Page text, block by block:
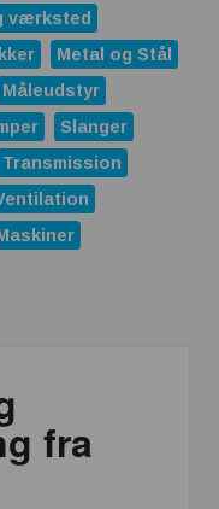
værksted
Metal og Stål
Måleudstyr
Slanger
Transmission
fra